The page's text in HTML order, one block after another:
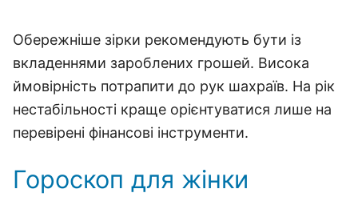
Обережніше зірки рекомендують бути із
вкладеннями зароблених грошей. Висока
ймовірність потрапити до рук шахраїв. На рік
нестабільності краще орієнтуватися лише на
перевірені фінансові інструменти.
Гороскоп для жінки